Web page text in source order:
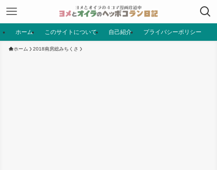
ホーム このサイトについて 自己紹介 プライバシーポリシー
ホーム 2018南房総みちくさ